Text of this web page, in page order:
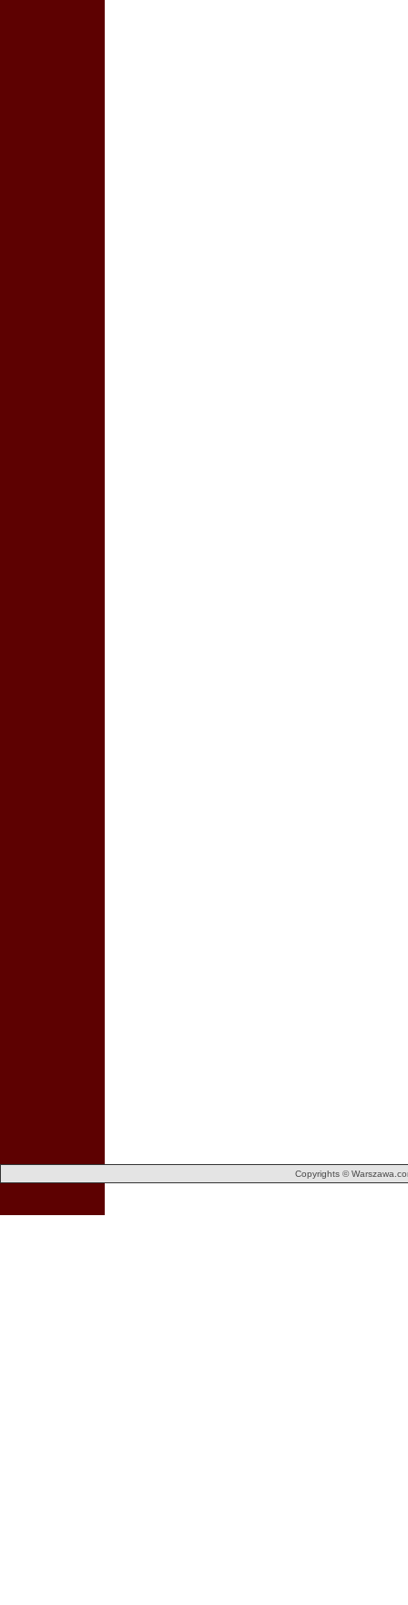
Copyrights ©